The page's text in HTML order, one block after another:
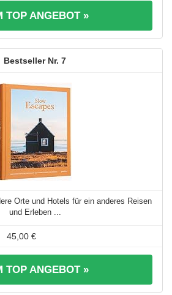
TOP ANGEBOT »
7
Orte und Hotels für ein anderes Reisen
und Erleben ...
45,00 €
TOP ANGEBOT »